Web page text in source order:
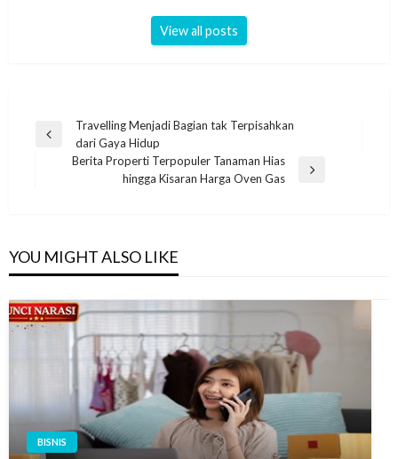
View all posts
Navigasi
Previous
Travelling Menjadi Bagian tak Terpisahkan
dari Gaya Hidup
Berita Properti Terpopuler Tanaman Hias
hingga Kisaran Harga Oven Gas
YOU MIGHT ALSO LIKE
BISNIS